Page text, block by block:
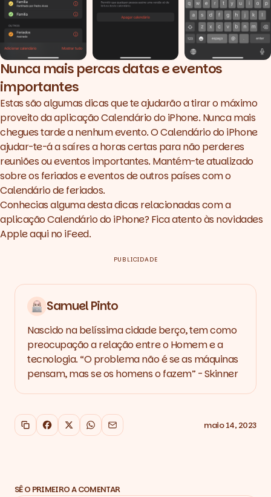
Nunca mais percas datas e eventos
importantes
Estas são algumas dicas que te ajudarão a tirar o máximo
proveito da aplicação Calendário do iPhone. Nunca mais
chegues tarde a nenhum evento. O Calendário do iPhone
ajudar-te-á a saíres a horas certas para não perderes
reuniões ou eventos importantes. Mantém-te atualizado
sobre os feriados e eventos de outros países com o
Calendário de feriados.
Conhecias alguma desta dicas relacionadas com a
aplicação Calendário do iPhone? Fica atento às novidades
Apple aqui noiFeed.
PUBLICIDADE
Samuel Pinto
Nascido na belíssima cidade berço, tem como
preocupação a relação entre o Homem e a
tecnologia. “O problema não é se as máquinas
pensam, mas se os homens o fazem” - Skinner
Copiar link
Facebook
X WhatsApp
Email maio 14, 2023
SÊ O PRIMEIRO A COMENTAR